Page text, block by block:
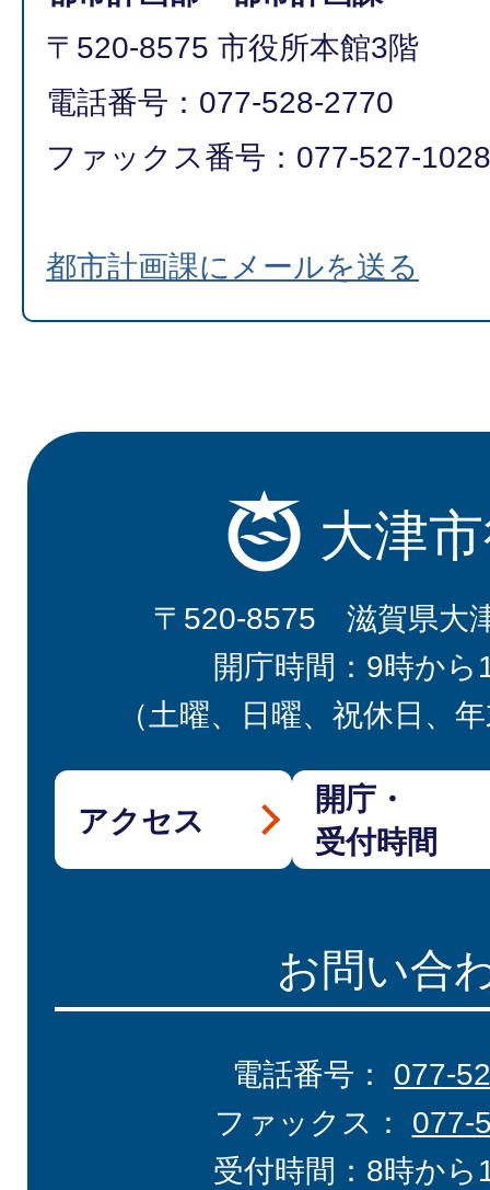
〒520-8575 市役所本館3階
電話番号：077-528-2770
ファックス番号：077-527-1028
都市計画課にメールを送る
大津
〒520-8575 滋賀県大
開庁時間：9時から
（土曜、日曜、祝休日、
アクセス
開庁・
受付時間
お問い合
電話番号： 077-
ファックス： 077-
受付時間：8時から